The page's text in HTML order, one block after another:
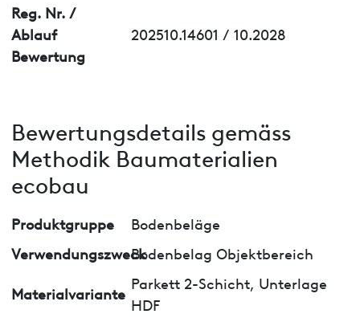
Reg. Nr. /
Ablauf
Bewertung
202510.14601 / 10.2028
Bewertungsdetails gemäss
Methodik Baumaterialien
ecobau
Produktgruppe
Bodenbeläge
VerwendungszweckBodenbelag Objektbereich
Materialvariante
Parkett 2-Schicht, Unterlage
HDF